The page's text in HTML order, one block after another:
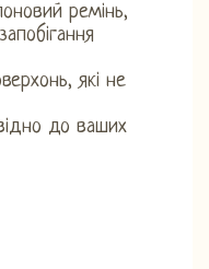
ремінь,
які не
до ваших